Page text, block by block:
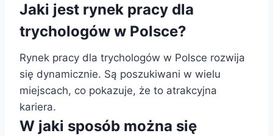
Jaki jest rynek pracy dla
trychologów w Polsce?
Rynek pracy dla trychologów w Polsce rozwija
się dynamicznie. Są poszukiwani w wielu
miejscach, co pokazuje, że to atrakcyjna
kariera.
W jaki sposób można się